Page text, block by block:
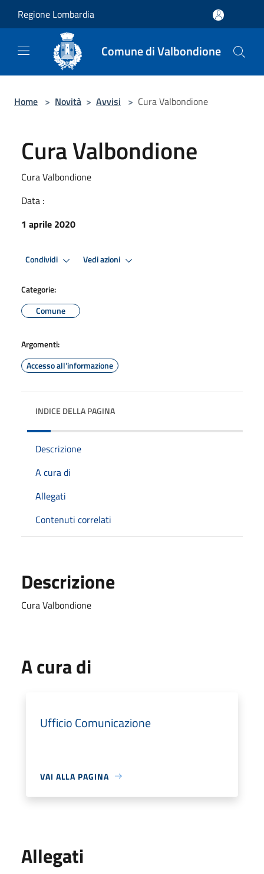
Regione Lombardia
Comune di Valbondione
Home > Novità > Avvisi > Cura Valbondione
Cura Valbondione
Cura Valbondione
Data :
1 aprile 2020
Condividi Vedi azioni
Categorie:
Comune
Argomenti:
Accesso all'informazione
INDICE DELLA PAGINA
Descrizione
A cura di
Allegati
Contenuti correlati
Descrizione
Cura Valbondione
A cura di
Ufficio Comunicazione
VAI ALLA PAGINA
Allegati